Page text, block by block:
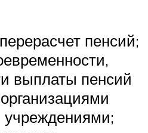
пенсий;
выплаты пенсий
учреждениями;